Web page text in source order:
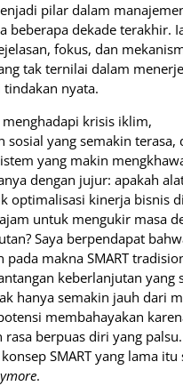
pilar dalam
beberapa dekade terakhir.
fokus, dan
tak ternilai dalam
nyata.
krisis iklim,
sosial yang semakin terasa,
yang makin
dengan jujur: apakah
optimalisasi kinerja bisnis
untuk mengukir masa
Saya berpendapat
pada makna SMART
keberlanjutan yang
hanya semakin jauh dari
membahayakan
berpuas diri yang
SMART yang lama itu
.